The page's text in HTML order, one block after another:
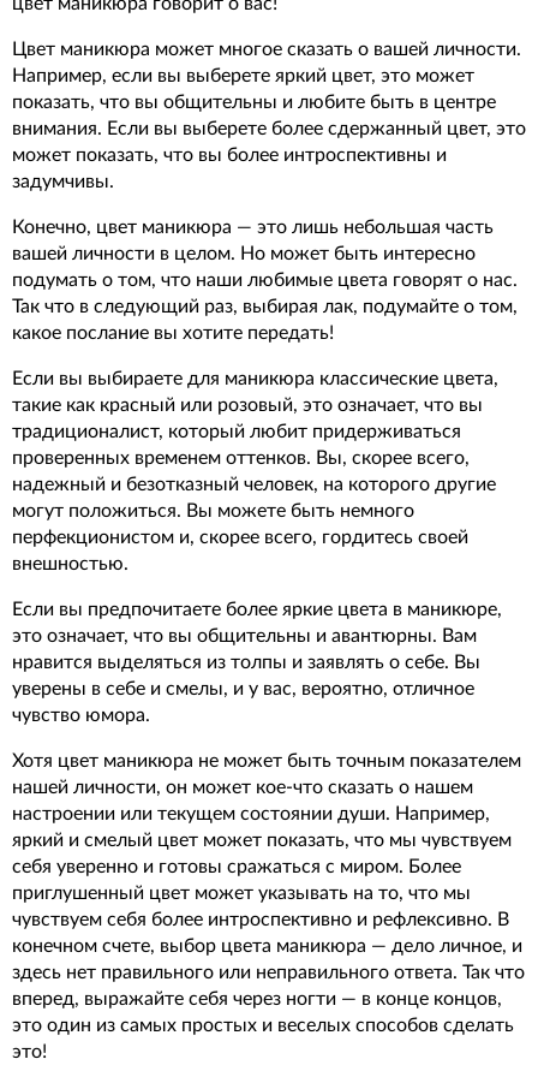
Цвет маникюра может многое сказать о вашей личности.
Например, если вы выберете яркий цвет, это может
показать, что вы общительны и любите быть в центре
внимания. Если вы выберете более сдержанный цвет, это
может показать, что вы более интроспективны и
задумчивы.
Конечно, цвет маникюра — это лишь небольшая часть
вашей личности в целом. Но может быть интересно
подумать о том, что наши любимые цвета говорят о нас.
Так что в следующий раз, выбирая лак, подумайте о том,
какое послание вы хотите передать!
Если вы выбираете для маникюра классические цвета,
такие как красный или розовый, это означает, что вы
традиционалист, который любит придерживаться
проверенных временем оттенков. Вы, скорее всего,
надежный и безотказный человек, на которого другие
могут положиться. Вы можете быть немного
перфекционистом и, скорее всего, гордитесь своей
внешностью.
Если вы предпочитаете более яркие цвета в маникюре,
это означает, что вы общительны и авантюрны. Вам
нравится выделяться из толпы и заявлять о себе. Вы
уверены в себе и смелы, и у вас, вероятно, отличное
чувство юмора.
Хотя цвет маникюра не может быть точным показателем
нашей личности, он может кое-что сказать о нашем
настроении или текущем состоянии души. Например,
яркий и смелый цвет может показать, что мы чувствуем
себя уверенно и готовы сражаться с миром. Более
приглушенный цвет может указывать на то, что мы
чувствуем себя более интроспективно и рефлексивно. В
конечном счете, выбор цвета маникюра — дело личное, и
здесь нет правильного или неправильного ответа. Так что
вперед, выражайте себя через ногти — в конце концов,
это один из самых простых и веселых способов сделать
это!